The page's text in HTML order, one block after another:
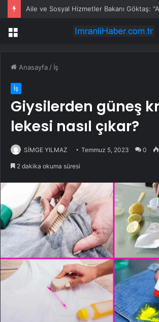
Menü
Anasayfa / İş
İş
Giysilerden güneş
lekesi nasıl çıkar?
SİMGE YILMAZ Temmuz 5, 2023 0
2 dakika okuma süresi